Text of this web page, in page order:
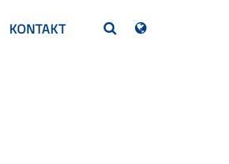
HLEDEJTE
DE SK
KONTAKT